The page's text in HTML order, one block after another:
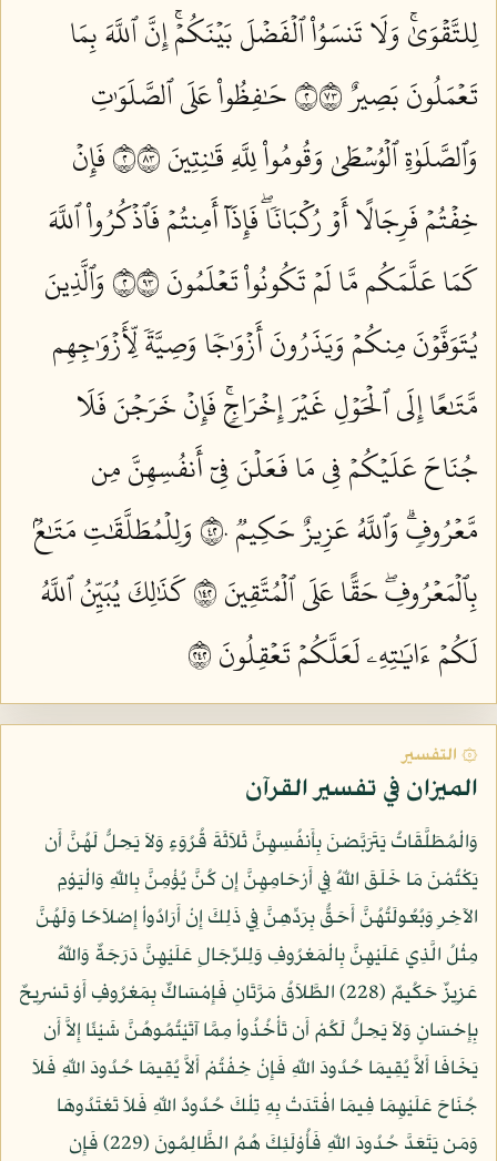
لِلتَّقۡوَىٰۚ وَلَا تَنسَوُاْ ٱلۡفَضۡلَ بَيۡنَكُمۡۚ إِنَّ ٱللَّهَ بِمَا
تَعۡمَلُونَ بَصِيرٌ ٢٣٧
حَٰفِظُواْ عَلَى ٱلصَّلَوَٰتِ
وَٱلصَّلَوٰةِ ٱلۡوُسۡطَىٰ وَقُومُواْ لِلَّهِ قَٰنِتِينَ ٢٣٨
فَإِنۡ
خِفۡتُمۡ فَرِجَالًا أَوۡ رُكۡبَانٗاۖ فَإِذَآ أَمِنتُمۡ فَٱذۡكُرُواْ ٱللَّهَ
كَمَا عَلَّمَكُم مَّا لَمۡ تَكُونُواْ تَعۡلَمُونَ ٢٣٩
وَٱلَّذِينَ
يُتَوَفَّوۡنَ مِنكُمۡ وَيَذَرُونَ أَزۡوَٰجٗا وَصِيَّةٗ لِّأَزۡوَٰجِهِم
مَّتَٰعًا إِلَى ٱلۡحَوۡلِ غَيۡرَ إِخۡرَاجٖۚ فَإِنۡ خَرَجۡنَ فَلَا
جُنَاحَ عَلَيۡكُمۡ فِي مَا فَعَلۡنَ فِيٓ أَنفُسِهِنَّ مِن
مَّعۡرُوفٖۗ وَٱللَّهُ عَزِيزٌ حَكِيمٞ ٢٤٠
وَلِلۡمُطَلَّقَٰتِ مَتَٰعُۢ
بِٱلۡمَعۡرُوفِۖ حَقًّا عَلَى ٱلۡمُتَّقِينَ ٢٤١
كَذَٰلِكَ يُبَيِّنُ ٱللَّهُ
لَكُمۡ ءَايَٰتِهِۦ لَعَلَّكُمۡ تَعۡقِلُونَ ٢٤٢
۞ التفسير
الميزان في تفسير القرآن
وَالْمُطَلَّقَاتُ يَتَرَبَّصْنَ بِأَنفُسِهِنَّ ثَلاَثَةَ قُرُوَءٍ وَلاَ يَحِلُّ لَهُنَّ أَن
يَكْتُمْنَ مَا خَلَقَ اللّهُ فِي أَرْحَامِهِنَّ إِن كُنَّ يُؤْمِنَّ بِاللّهِ وَالْيَوْمِ
الآخِرِ وَبُعُولَتُهُنَّ أَحَقُّ بِرَدِّهِنَّ فِي ذَلِكَ إِنْ أَرَادُواْ إِصْلاَحًا وَلَهُنَّ
مِثْلُ الَّذِي عَلَيْهِنَّ بِالْمَعْرُوفِ وَلِلرِّجَالِ عَلَيْهِنَّ دَرَجَةٌ وَاللّهُ
عَزِيزٌ حَكُيمٌ (228) الطَّلاَقُ مَرَّتَانِ فَإِمْسَاكٌ بِمَعْرُوفٍ أَوْ تَسْرِيحٌ
بِإِحْسَانٍ وَلاَ يَحِلُّ لَكُمْ أَن تَأْخُذُواْ مِمَّا آتَيْتُمُوهُنَّ شَيْئًا إِلاَّ أَن
يَخَافَا أَلاَّ يُقِيمَا حُدُودَ اللّهِ فَإِنْ خِفْتُمْ أَلاَّ يُقِيمَا حُدُودَ اللّهِ فَلاَ
جُنَاحَ عَلَيْهِمَا فِيمَا افْتَدَتْ بِهِ تِلْكَ حُدُودُ اللّهِ فَلاَ تَعْتَدُوهَا
وَمَن يَتَعَدَّ حُدُودَ اللّهِ فَأُوْلَئِكَ هُمُ الظَّالِمُونَ (229) فَإِن